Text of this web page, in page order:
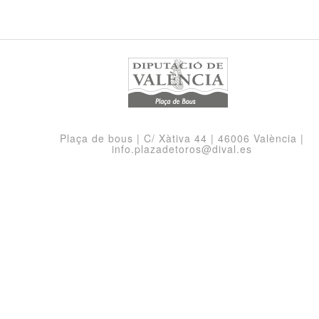
Plaça de bous | C/ Xàtiva 44 | 46006 València |
info.plazadetoros@dival.es